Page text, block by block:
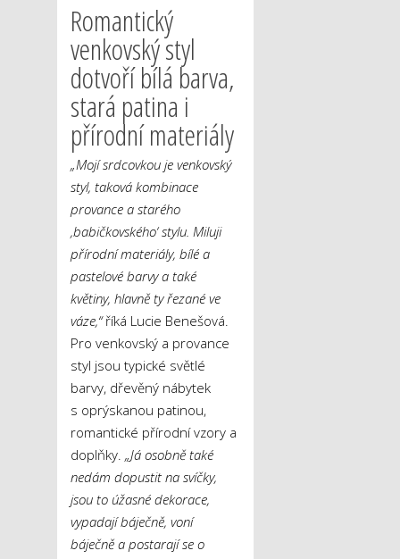
Romantický
venkovský styl
dotvoří bílá barva,
stará patina i
přírodní materiály
„Mojí srdcovkou je venkovský
styl, taková kombinace
provance a starého
‚babičkovského‘ stylu. Miluji
přírodní materiály, bílé a
pastelové barvy a také
květiny, hlavně ty řezané ve
váze,“říká Lucie Benešová.
Pro venkovský a provance
styl jsou typické světlé
barvy, dřevěný nábytek
s oprýskanou patinou,
romantické přírodní vzory a
doplňky. „Já osobně také
nedám dopustit na svíčky,
jsou to úžasné dekorace,
vypadají báječně, voní
báječně a postarají se o